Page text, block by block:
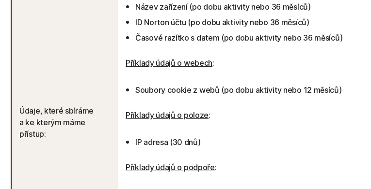
Údaje, které sbíráme
a ke kterým máme
přístup:
Název zařízení (po dobu aktivity nebo 36 měsíců)
ID Norton účtu (po dobu aktivity nebo 36 měsíců)
Časové razítko s datem (po dobu aktivity nebo 36 měsíců)
Příklady údajů o webech:
Soubory cookie z webů (po dobu aktivity nebo 12 měsíců)
Příklady údajů o poloze:
IP adresa (30 dnů)
Příklady údajů o podpoře: